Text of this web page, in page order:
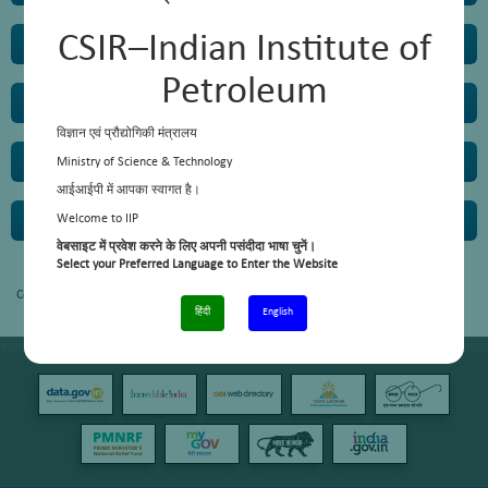
CSIR–Indian Institute of
Petroleum
विज्ञान एवं प्रौद्योगिकी मंत्रालय
Ministry of Science & Technology
आईआईपी में आपका स्वागत है।
Welcome to IIP
वेबसाइट में प्रवेश करने के लिए अपनी पसंदीदा भाषा चुनें।
Select your Preferred Language to Enter the Website
हिंदी English
Vehicle Emission Lab
Content not available.